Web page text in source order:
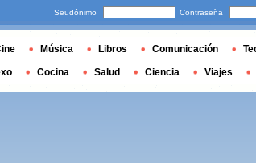
Seudónimo Contraseña
Música Libros Comunicación
Cocina Salud Ciencia Viajes